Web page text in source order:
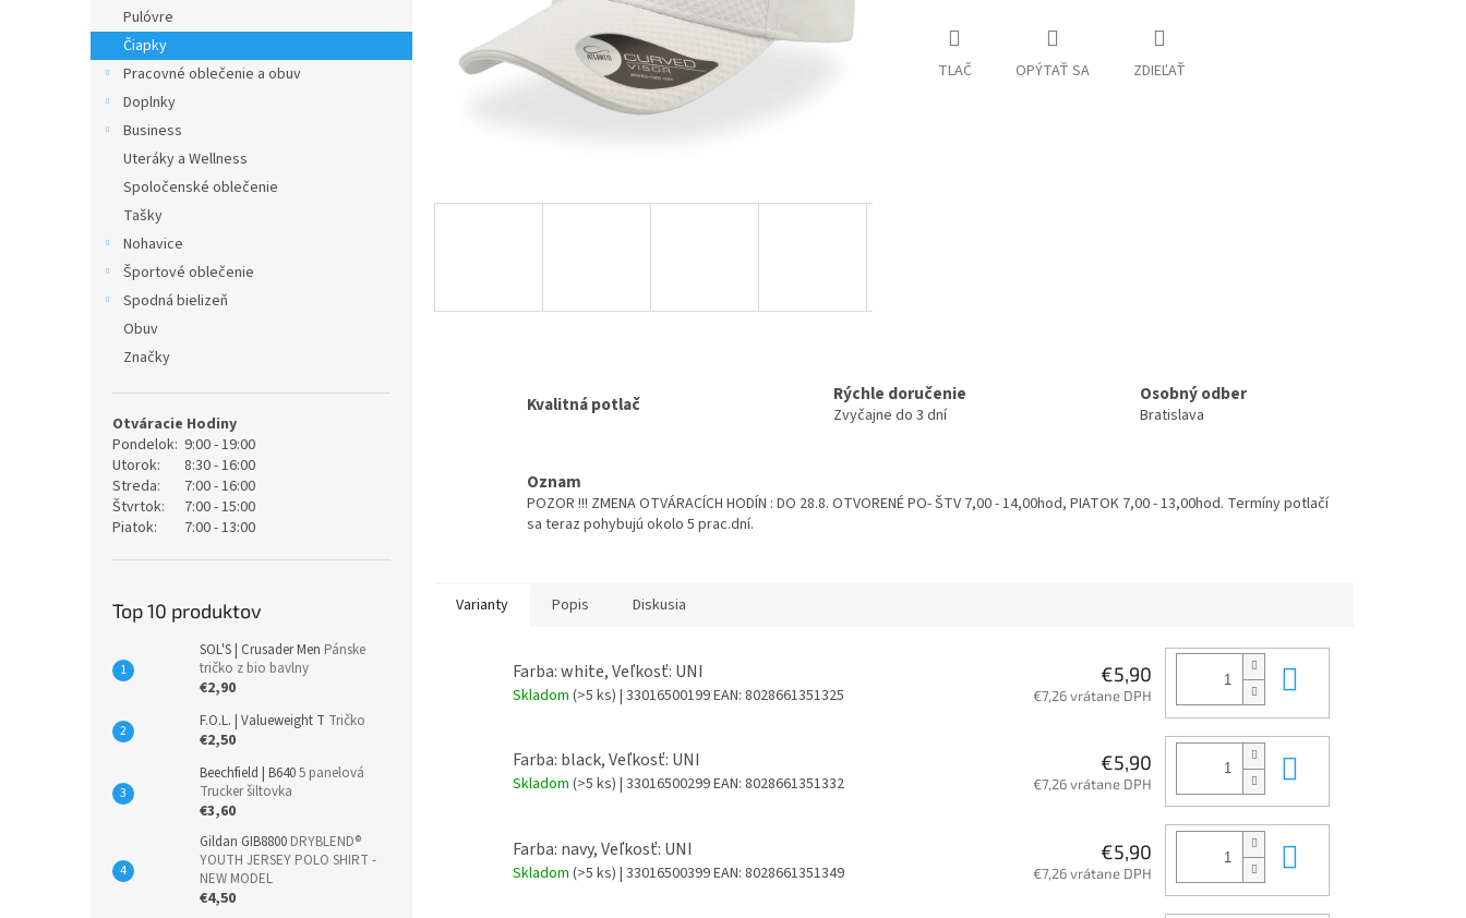
Pulóvre
Čiapky
Pracovné oblečenie a obuv
Doplnky
Business
Uteráky a Wellness
Spoločenské oblečenie
Tašky
Nohavice
Športové oblečenie
Spodná bielizeň
Obuv
Značky
Otváracie Hodiny
Pondelok: 9:00 - 19:00
Utorok:
8:30 - 16:00
Streda:
7:00 - 16:00
Štvrtok:
7:00 - 15:00
Piatok:
7:00 - 13:00
Top 10 produktov
SOL'S | Crusader Men Pánske
tričko z bio bavlny
€2,90
F.O.L. | Valueweight T Tričko
€2,50
Beechfield | B6405 panelová
Trucker šiltovka
€3,60
Gildan GIB8800 DRYBLEND®
YOUTH JERSEY POLO SHIRT -
NEW MODEL
€4,50
TLAČ OPÝTAŤ SA ZDIEĽAŤ
Kvalitná potlač Rýchle doručenie
Zvyčajne do 3 dní
Osobný odber
Bratislava
Oznam
POZOR !!! ZMENA OTVÁRACÍCH HODÍN : DO 28.8. OTVORENÉ PO- ŠTV 7,00 - 14,00hod, PIATOK 7,00 - 13,00hod. Termíny potlačí
sa teraz pohybujú okolo 5 prac.dní.
Varianty Popis Diskusia
Farba: white, Veľkosť: UNI
Skladom (>5 ks) | 33016500199EAN: 8028661351325
€5,90
€7,26 vrátane DPH
Farba: black, Veľkosť: UNI
Skladom (>5 ks) | 33016500299EAN: 8028661351332
€5,90
€7,26 vrátane DPH
Farba: navy, Veľkosť: UNI
Skladom (>5 ks) | 33016500399EAN: 8028661351349
€5,90
€7,26 vrátane DPH